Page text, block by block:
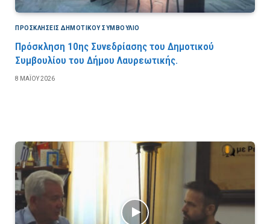
ΠΡΟΣΚΛΉΣΕΙΣ ΔΗΜΟΤΙΚΟΎ ΣΥΜΒΟΎΛΙΟ
Πρόσκληση 10ης Συνεδρίασης του Δημοτικού
Συμβουλίου του Δήμου Λαυρεωτικής.
8 ΜΑΪ́ΟΥ 2026